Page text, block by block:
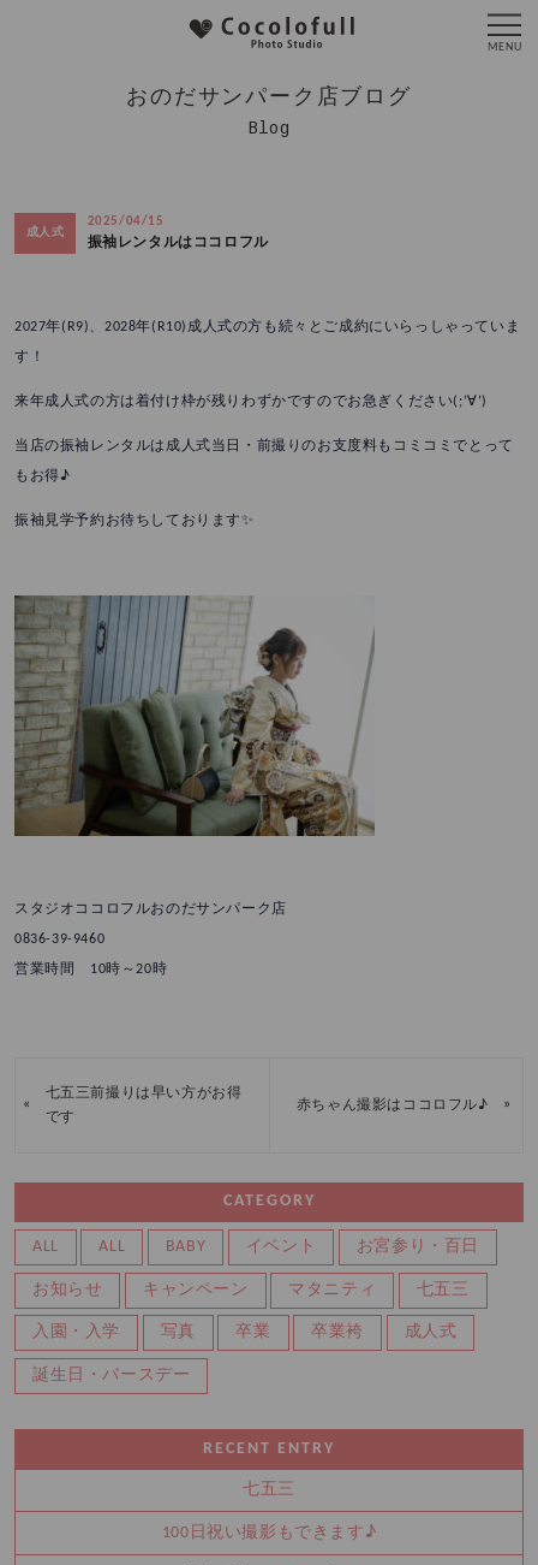
おのだサンパーク店ブログ
Blog
成人式
2025/04/15
振袖レンタルはココロフル
2027年(R9)、2028年(R10)成人式の方も続々とご成約にいらっしゃっていま
す！
来年成人式の方は着付け枠が残りわずかですのでお急ぎください(;’∀’)
当店の振袖レンタルは成人式当日・前撮りのお支度料もコミコミでとって
もお得♪
振袖見学予約お待ちしております✨
スタジオココロフルおのだサンパーク店
0836-39-9460
営業時間 10時～20時
«
七五三前撮りは早い方がお得
です
赤ちゃん撮影はココロフル♪ »
CATEGORY
ALL ALL BABY イベント お宮参り・百日
お知らせ キャンペーン マタニティ 七五三
入園・入学 写真 卒業 卒業袴 成人式
誕生日・バースデー
RECENT ENTRY
七五三
100日祝い撮影もできます♪